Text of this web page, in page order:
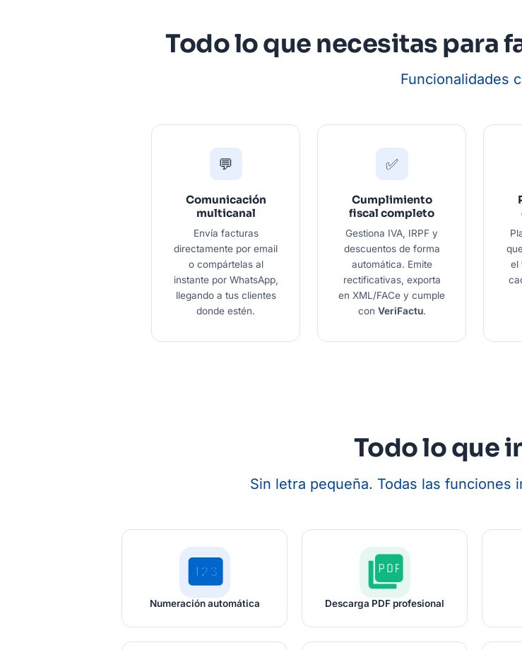
Todo lo que necesitas para
Funcionalidades
💬
Comunicación
multicanal
Envía facturas
directamente por email
o compártelas al
instante por WhatsApp,
llegando a tus clientes
donde estén.
✅
Cumplimiento
fiscal completo
Gestiona IVA, IRPF y
descuentos de forma
automática. Emite
rectificativas, exporta
en XML/FACe y cumple
con VeriFactu.
el
Todo lo que
Sin letra pequeña. Todas las funciones
pin
Numeración automática
picture_as_pdf
Descarga PDF profesional